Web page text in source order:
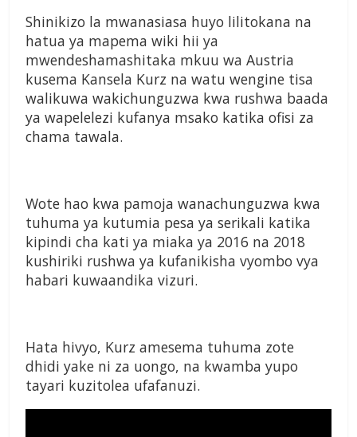
Shinikizo la mwanasiasa huyo lilitokana na
hatua ya mapema wiki hii ya
mwendeshamashitaka mkuu wa Austria
kusema Kansela Kurz na watu wengine tisa
walikuwa wakichunguzwa kwa rushwa baada
ya wapelelezi kufanya msako katika ofisi za
chama tawala.
Wote hao kwa pamoja wanachunguzwa kwa
tuhuma ya kutumia pesa ya serikali katika
kipindi cha kati ya miaka ya 2016 na 2018
kushiriki rushwa ya kufanikisha vyombo vya
habari kuwaandika vizuri.
Hata hivyo, Kurz amesema tuhuma zote
dhidi yake ni za uongo, na kwamba yupo
tayari kuzitolea ufafanuzi.